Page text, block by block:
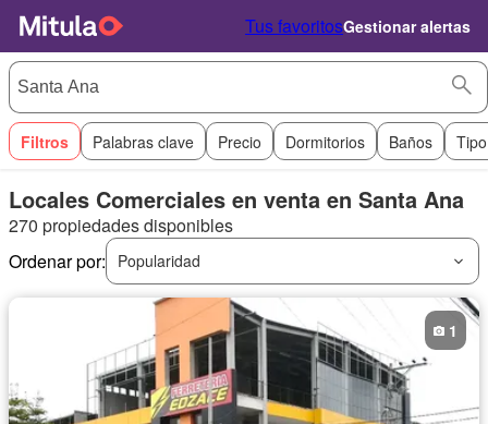
Tus favoritosGestionar alertas
Filtros Palabras clave Precio Dormitorios Baños
Locales Comerciales en venta en Santa Ana
270 propiedades disponibles
Ordenar por:
Popularidad
1